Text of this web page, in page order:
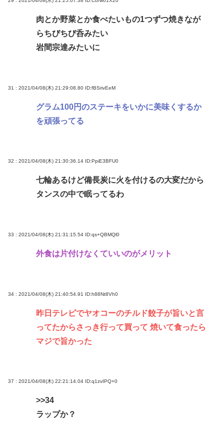
肉とか野菜とか食べたいもの1つずつ焼きなが
らちびちび呑みたい
岩間宗達みたいに
31 : 2021/04/08(木) 21:29:08.80 ID:fBSrivEeM
グラム100円のステーキをいかに美味くするか
を頑張ってる
32 : 2021/04/08(木) 21:30:36.14 ID:PpiE3BFU0
七輪あるけど備長炭に火を付けるの大変だから
タンスの中で眠ってるわ
33 : 2021/04/08(木) 21:31:15.54 ID:qs+QBMQl0
外食は片付けなくていいのがメリット
34 : 2021/04/08(木) 21:40:54.91 ID:h88Nt8Vh0
昨日テレビでヤオコーのチルド餃子が旨いと言
ってたからさっき行って買って 焼いて食ったら
マジで旨かった
37 : 2021/04/08(木) 22:21:14.04 ID:q1zvIPQ+0
>>34
ラップか？